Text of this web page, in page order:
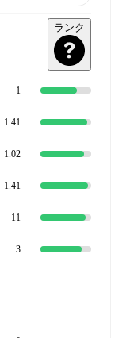
ランク
1
1.41
1.02
1.41
11
3